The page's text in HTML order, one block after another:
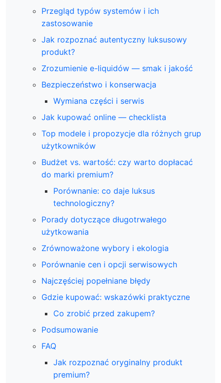
Przegląd typów systemów i ich
zastosowanie
Jak rozpoznać autentyczny luksusowy
produkt?
Zrozumienie e-liquidów — smak i jakość
Bezpieczeństwo i konserwacja
Wymiana części i serwis
Jak kupować online — checklista
Top modele i propozycje dla różnych grup
użytkowników
Budżet vs. wartość: czy warto dopłacać
do marki premium?
Porównanie: co daje luksus
technologiczny?
Porady dotyczące długotrwałego
użytkowania
Zrównoważone wybory i ekologia
Porównanie cen i opcji serwisowych
Najczęściej popełniane błędy
Gdzie kupować: wskazówki praktyczne
Co zrobić przed zakupem?
Podsumowanie
FAQ
Jak rozpoznać oryginalny produkt
premium?